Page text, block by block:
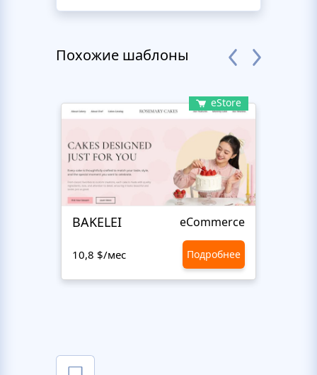
Похожие шаблоны
eStore
BAKELEI eCommerce
10,8 $/мес Подробнее